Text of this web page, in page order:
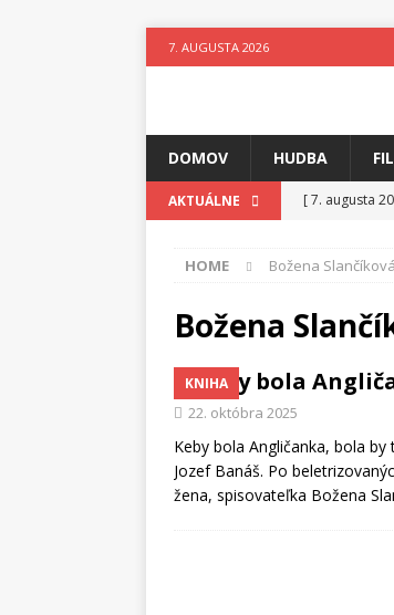
7. AUGUSTA 2026
DOMOV HUDBA
AKTUÁLNE [ 7. augusta
[ 5. augusta
[ 4. augusta
[ 3. augusta
HOME Božena
Božena
KNIHA
Keby bola
22. októbra 2025
Keby bola Angličanka, bola
Jozef Banáš. Po
žena, spisovateľka Božena